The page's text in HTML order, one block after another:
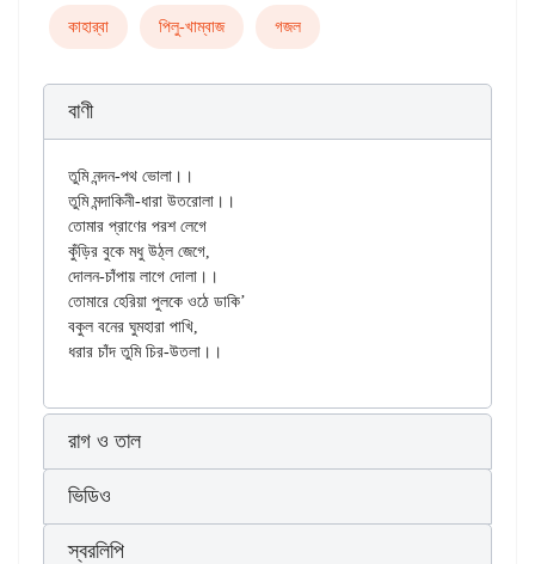
কাহার্‌বা পিলু-খাম্বাজ গজল
বাণী
তুমি নন্দন-পথ ভোলা।।
তুমি মন্দাকিনী-ধারা উতরোলা।।
তোমার প্রাণের পরশ লেগে
কুঁড়ির বুকে মধু উঠ্‌ল জেগে,
দোলন-চাঁপায় লাগে দোলা।।
তোমারে হেরিয়া পুলকে ওঠে ডাকি’
বকুল বনের ঘুমহারা পাখি,
রাগ ও তাল
ভিডিও
স্বরলিপি